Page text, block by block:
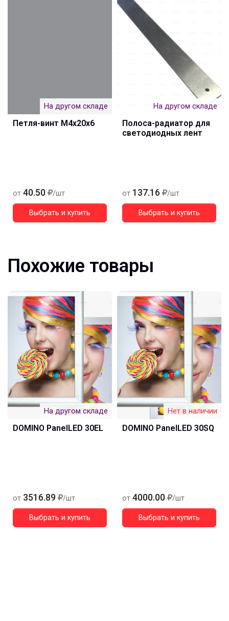
На другом складе
Петля-винт М4х20х6
от 40.50 /шт
Выбрать и купить
На другом складе
Полоса-радиатор для
светодиодных лент
от 137.16 /шт
Выбрать и купить
Похожие товары
На другом складе
DOMINO PanelLED 30EL
от 3516.89 /шт
Выбрать и купить
Нет в наличии
DOMINO PanelLED 30SQ
от 4000.00 /шт
Выбрать и купить